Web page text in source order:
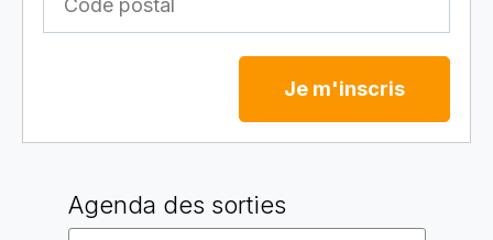
Je m'inscris
Agenda des sorties